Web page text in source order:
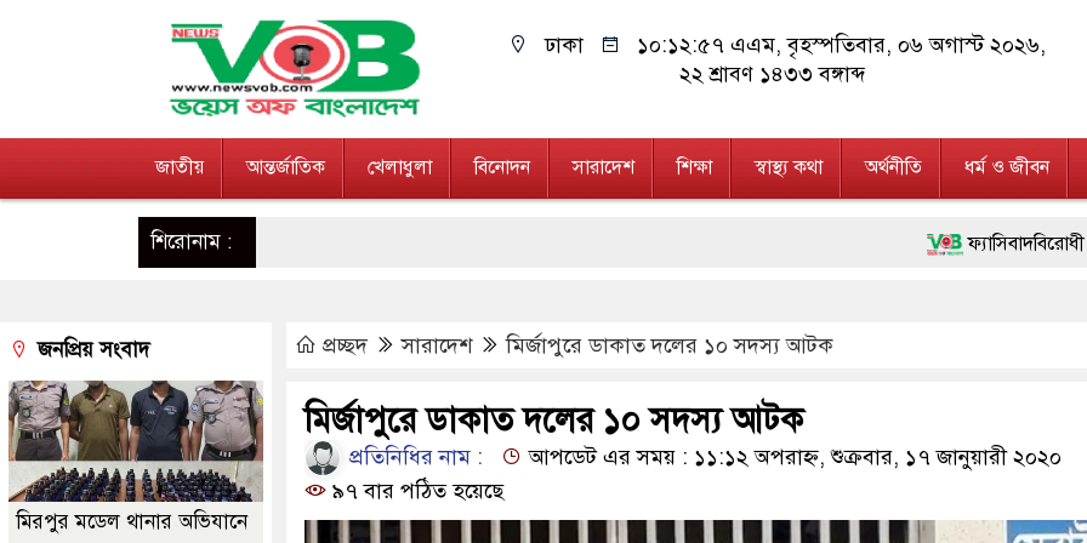
ঢাকা ১০:১২:৫৮ এএম, বৃহস্পতিবার, ০৬ অগাস্ট ২০২৬,
২২ শ্রাবণ ১৪৩৩ বঙ্গাব্দ
জাতীয় আন্তর্জাতিক খেলাধুলা বিনোদন সারাদেশ শিক্ষা স্বাস্থ্য কথা অর্থনীতি ধর্ম ও জীবন
শিরোনাম : ফ্যাসিবাদবিরোধী আন্দোলনে
জনগণ পরিবর্তন চেয়েছে বলেই
২৮ লাখ টাকার জাল নোটসহ
নেতৃত্ব ও গণতন্ত্রের মূর্তমান
অবৈধ বিদেশি পিস্তল,
প্রচ্ছদ সারাদেশ মির্জাপুরে ডাকাত দলের ১০ সদস্য আটক
মির্জাপুরে ডাকাত দলের ১০ সদস্য আটক
প্রতিনিধির নাম :
আপডেট এর সময় : ১১:১২ অপরাহ্ন, শুক্রবার, ১৭ জানুয়ারী ২০২০
৯৭ বার পঠিত হয়েছে
জনপ্রিয় সংবাদ
মিরপুর মডেল থানার অভিযানে